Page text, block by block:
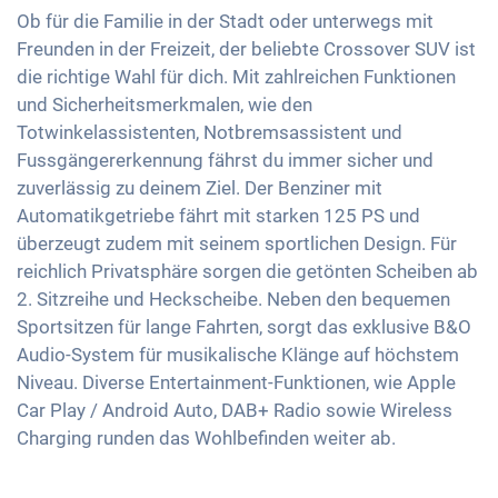
Aussenspiegel elektrisch verstellbar
Innenspiegel automatisch abblendend
18 Zoll Alufelgen
Geschwindigkeitsbegrenzer
Müdigkeitserkennung
Reifendruckkontrolle
Notbremsassistent
Fussgängererkennung
Soundsystem
Sprachsteuerung
USB-Schnittstelle
Apple Car Play
Android Auto
Touchscreen
Wireless Charging
Full Digital Cockpit
Beheizbare Frontscheibe
Klimaautomatik
Keyless Entry & Go
Sitzheizung vorne
Sitze Stoff
Sportsitze
Getönte Scheiben
Ambientbeleuchtung
Lenkradheizung
Mittelarmlehne für Vordersitze
Berganfahrhilfe
Umklappbare Sitze
Ob für die Familie in der Stadt oder unterwegs mit
Freunden in der Freizeit, der beliebte Crossover SUV ist
die richtige Wahl für dich. Mit zahlreichen Funktionen
und Sicherheitsmerkmalen, wie den
Totwinkelassistenten, Notbremsassistent und
Fussgängererkennung fährst du immer sicher und
zuverlässig zu deinem Ziel. Der Benziner mit
Automatikgetriebe fährt mit starken 125 PS und
überzeugt zudem mit seinem sportlichen Design. Für
reichlich Privatsphäre sorgen die getönten Scheiben ab
2. Sitzreihe und Heckscheibe. Neben den bequemen
Sportsitzen für lange Fahrten, sorgt das exklusive B&O
Audio-System für musikalische Klänge auf höchstem
Niveau. Diverse Entertainment-Funktionen, wie Apple
Car Play / Android Auto, DAB+ Radio sowie Wireless
Charging runden das Wohlbefinden weiter ab.